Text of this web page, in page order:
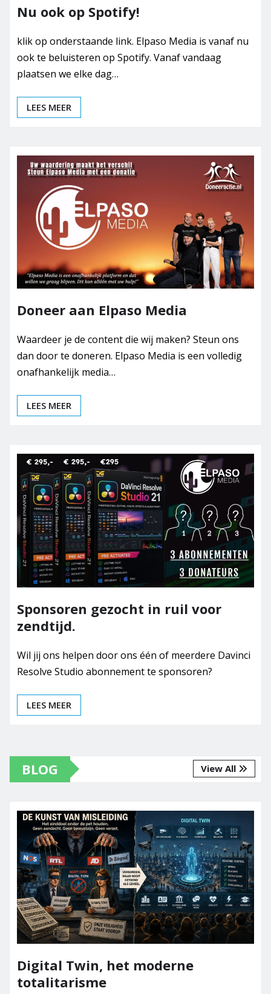
Nu ook op Spotify!
klik op onderstaande link. Elpaso Media is vanaf nu
ook te beluisteren op Spotify. Vanaf vandaag
plaatsen we elke dag…
LEES MEER
Doneer aan Elpaso Media
Waardeer je de content die wij maken? Steun ons
dan door te doneren. Elpaso Media is een volledig
onafhankelijk media…
LEES MEER
Sponsoren gezocht in ruil voor
zendtijd.
Wil jij ons helpen door ons één of meerdere Davinci
Resolve Studio abonnement te sponsoren?
LEES MEER
BLOG View All
Digital Twin, het moderne
totalitarisme